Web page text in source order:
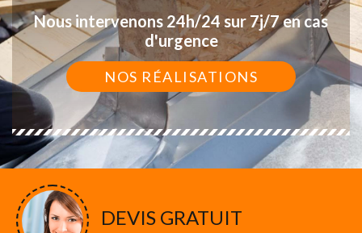
Nous intervenons 24h/24 sur 7j/7 en cas
d'urgence
NOS RÉALISATIONS
DEVIS GRATUIT